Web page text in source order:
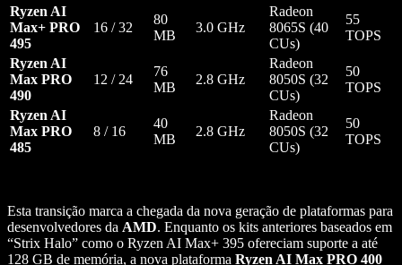
Ryzen AI
Max+ PRO
495
16 / 32
80
MB
3.0 GHz
Radeon
8065S (40
CUs)
55
TOPS
Ryzen AI
Max PRO
490
12 / 24
76
MB
2.8 GHz
Radeon
8050S (32
CUs)
50
TOPS
Ryzen AI
Max PRO
485
8 / 16
40
MB
2.8 GHz
Radeon
8050S (32
CUs)
50
TOPS
Esta transição marca a chegada da nova geração de plataformas para
desenvolvedores da AMD. Enquanto os kits anteriores baseados em
“Strix Halo” como o Ryzen AI Max+ 395 ofereciam suporte a até
128 GB de memória, a nova plataforma Ryzen AI Max PRO 400